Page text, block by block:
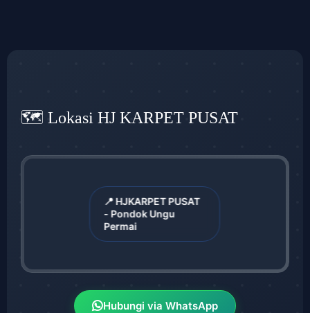
🗺️ Lokasi HJ KARPET PUSAT
📍 HJKARPET PUSAT
- Pondok Ungu
Permai
Hubungi via WhatsApp